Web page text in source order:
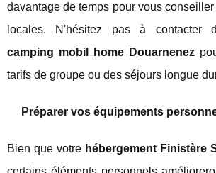
davantage de temps pour vous
locales. N'hésitez pas à contacter
camping mobil home Douarnenez
tarifs de groupe ou des séjours longue
Préparer vos équipements
Bien que votre hébergement Finistère